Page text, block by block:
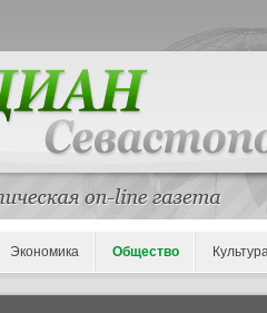
Экономика Общество